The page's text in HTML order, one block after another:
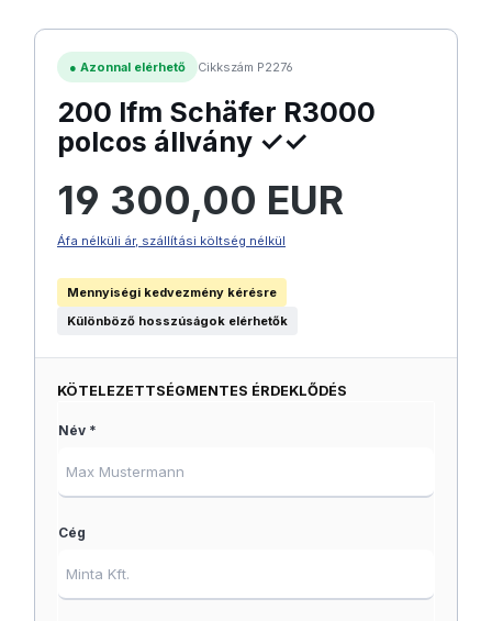
● Azonnal elérhető Cikkszám P2276
200 lfm Schäfer R3000
polcos állvány ✓✓
19 300,00 EUR
Áfa nélküli ár, szállítási költség nélkül
Mennyiségi kedvezmény kérésre
Különböző hosszúságok elérhetők
KÖTELEZETTSÉGMENTES ÉRDEKLŐDÉS
Név *
Cég